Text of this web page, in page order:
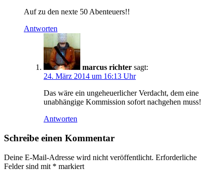
Auf zu den nexte 50 Abenteuers!!
Antworten
marcus richter sagt:
24. März 2014 um 16:13 Uhr
Das wäre ein ungeheuerlicher Verdacht, dem eine
unabhängige Kommission sofort nachgehen muss!
Antworten
Schreibe einen Kommentar
Deine E-Mail-Adresse wird nicht veröffentlicht. Erforderliche
Felder sind mit * markiert